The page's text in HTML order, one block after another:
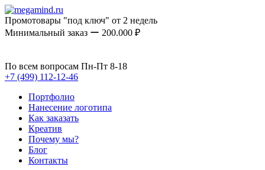
Промотовары "под ключ" от 2 недель
Минимальный заказ ー 200.000 ₽
По всем вопросам Пн-Пт 8-18
+7 (499) 112-12-46
Портфолио
Нанесение логотипа
Как заказать
Креатив
Почему мы?
Блог
Контакты